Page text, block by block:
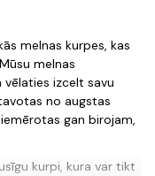
melnas kurpes, kas
melnas
vēlaties izcelt savu
no augstas
gan birojam,
kurpi, kura var tikt